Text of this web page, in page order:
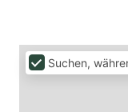
Suchen,